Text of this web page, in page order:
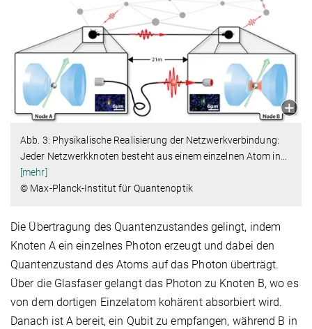
Abb. 3: Physikalische Realisierung der Netzwerkverbindung:
Jeder Netzwerkknoten besteht aus einem einzelnen Atom in…
[mehr]
© Max-Planck-Institut für Quantenoptik
Die Übertragung des Quantenzustandes gelingt, indem
Knoten A ein einzelnes Photon erzeugt und dabei den
Quantenzustand des Atoms auf das Photon überträgt.
Über die Glasfaser gelangt das Photon zu Knoten B, wo es
von dem dortigen Einzelatom kohärent absorbiert wird.
Danach ist A bereit, ein Qubit zu empfangen, während B in